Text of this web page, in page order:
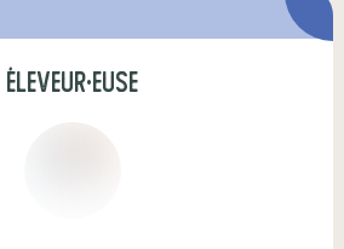
éleveur·euse